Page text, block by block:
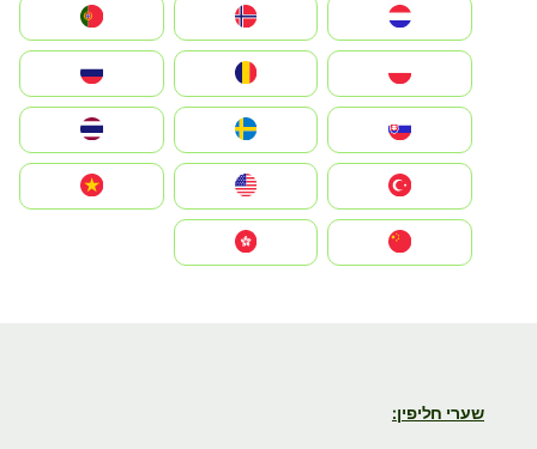
Nederland
Portugal
România
Slovensko
United States
Vietnam
שערי חליפין: